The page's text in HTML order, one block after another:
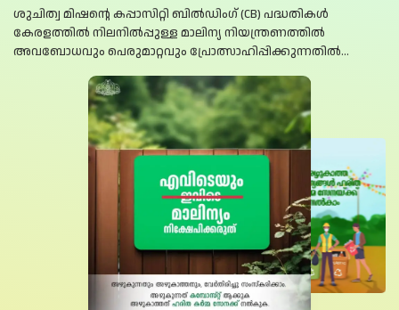
ശുചിത്വ മിഷന്റെ കപ്പാസിറ്റി ബിൽഡിംഗ് (CB) പദ്ധതികൾ
കേരളത്തിൽ നിലനിൽപ്പുള്ള മാലിന്യ നിയന്ത്രണത്തിൽ
അവബോധവും പെരുമാറ്റവും പ്രോത്സാഹിപ്പിക്കുന്നതിൽ